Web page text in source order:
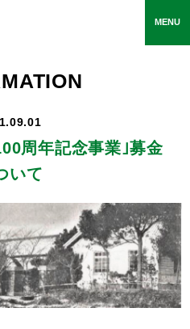
toggle
MENU
周年記念事業｣募金
いて